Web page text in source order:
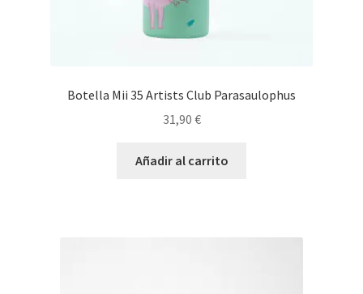
Botella Mii 35 Artists Club Parasaulophus
31,90 €
Añadir al carrito